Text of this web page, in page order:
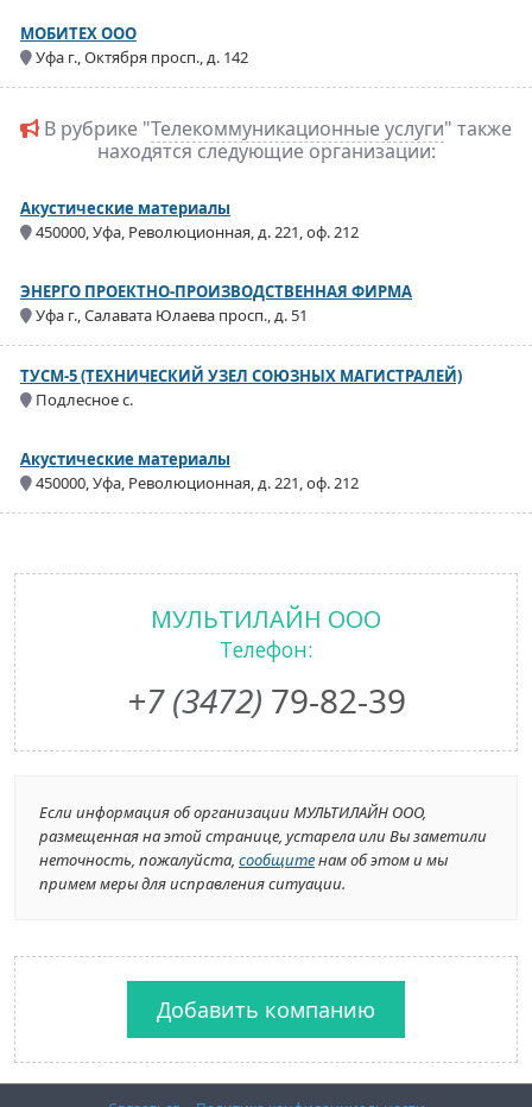
МОБИТЕХ ООО
Уфа г., Октября просп., д. 142
В рубрике "Телекоммуникационные услуги" также
находятся следующие организации:
Акустические материалы
450000, Уфа, Революционная, д. 221, оф. 212
ЭНЕРГО ПРОЕКТНО-ПРОИЗВОДСТВЕННАЯ ФИРМА
Уфа г., Салавата Юлаева просп., д. 51
ТУСМ-5 (ТЕХНИЧЕСКИЙ УЗЕЛ СОЮЗНЫХ МАГИСТРАЛЕЙ)
Подлесное с.
Акустические материалы
450000, Уфа, Революционная, д. 221, оф. 212
МУЛЬТИЛАЙН ООО
Телефон:
+7 (3472) 79-82-39
Если информация об организации МУЛЬТИЛАЙН ООО,
размещенная на этой странице, устарела или Вы заметили
неточность, пожалуйста, сообщитенам об этом и мы
примем меры для исправления ситуации.
Добавить компанию